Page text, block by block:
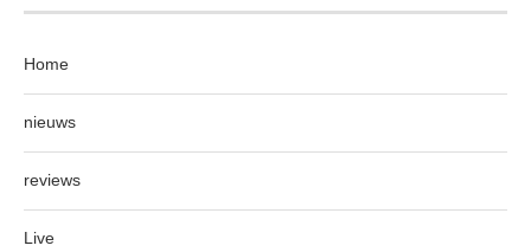
Home
nieuws
reviews
Live